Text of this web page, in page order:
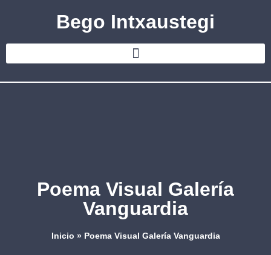
Bego Intxaustegi
Poema Visual Galería
Vanguardia
Inicio » Poema Visual Galería Vanguardia